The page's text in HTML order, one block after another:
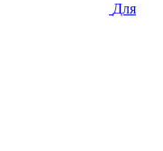
Для